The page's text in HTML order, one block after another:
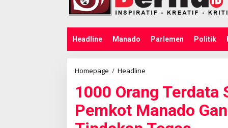
Headline Manado Parlemen Politik
Homepage / Headline
0
0
O
r
a
1000 Orang Terdata
Pemkot Manado